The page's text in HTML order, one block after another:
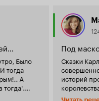
Было
тогда
А
Под
Сказки
историй
мастей,